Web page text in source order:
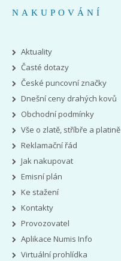
NAKUPOVÁNÍ
Aktuality
Časté dotazy
České puncovní značky
Dnešní ceny drahých kovů
Obchodní podmínky
Vše o zlatě, stříbře a platině
Reklamační řád
Jak nakupovat
Emisní plán
Ke stažení
Kontakty
Provozovatel
Aplikace Numis Info
Virtuální prohlídka